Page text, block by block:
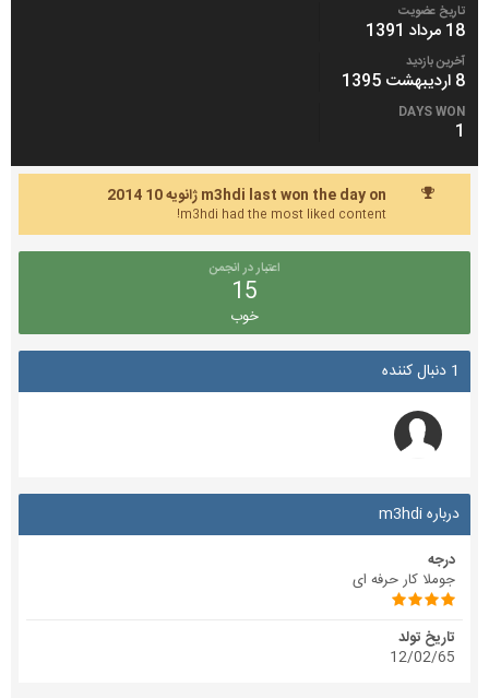
تاریخ عضویت
18 مرداد 1391
آخرین بازدید
8 اردیبهشت 1395
DAYS WON
1
m3hdi last won the day on ژانویه 10 2014
m3hdi had the most liked content!
اعتبار در انجمن
15
خوب
1 دنبال کننده
درباره m3hdi
درجه
جوملا کار حرفه ای
تاریخ تولد
12/02/65